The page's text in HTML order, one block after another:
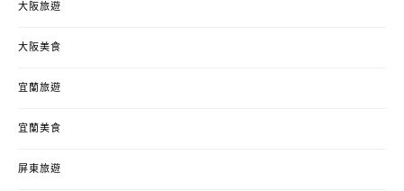
大阪旅遊
大阪美食
宜蘭旅遊
宜蘭美食
屏東旅遊